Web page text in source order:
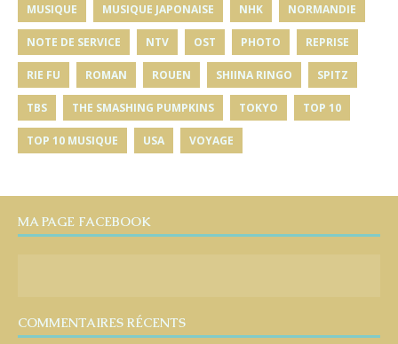
MUSIQUE MUSIQUE JAPONAISE NHK NORMANDIE
NOTE DE SERVICE NTV OST PHOTO REPRISE
RIE FU ROMAN ROUEN SHIINA RINGO SPITZ
TBS THE SMASHING PUMPKINS TOKYO TOP 10
TOP 10 MUSIQUE USA VOYAGE
MA PAGE FACEBOOK
COMMENTAIRES RÉCENTS